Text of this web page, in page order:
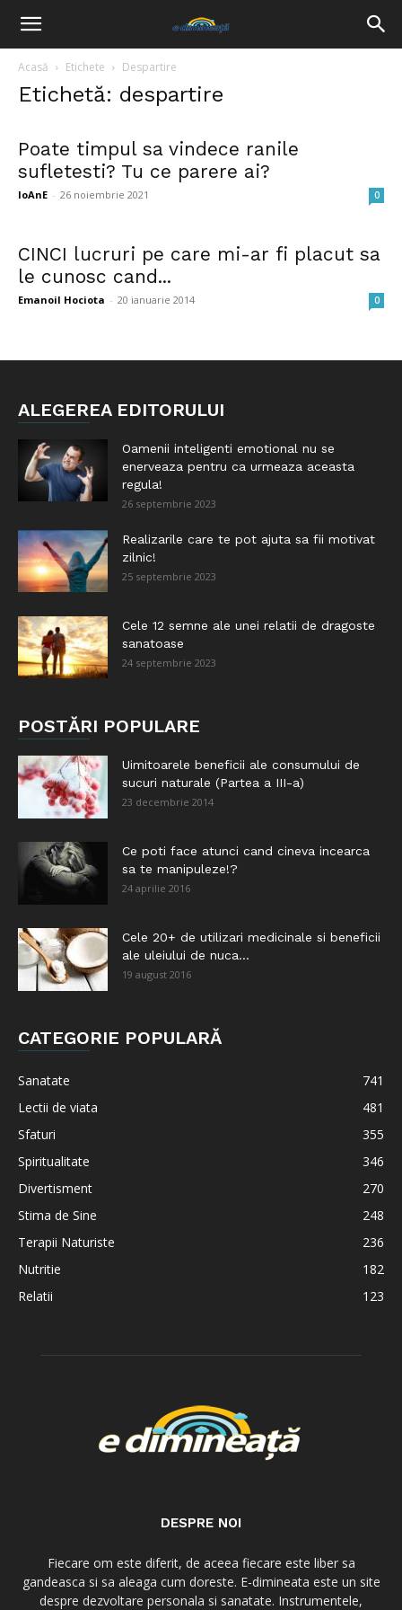
Acasă Etichete Despartire
Etichetă: despartire
Poate timpul sa vindece ranile
sufletesti? Tu ce parere ai?
IoAnE - 26 noiembrie 2021 0
CINCI lucruri pe care mi-ar fi placut sa
le cunosc cand...
Emanoil Hociota - 20 ianuarie 2014 0
ALEGEREA EDITORULUI
Oamenii inteligenti emotional nu se
enerveaza pentru ca urmeaza aceasta
regula!
26 septembrie 2023
Realizarile care te pot ajuta sa fii motivat
zilnic!
25 septembrie 2023
Cele 12 semne ale unei relatii de dragoste
sanatoase
24 septembrie 2023
POSTĂRI POPULARE
Uimitoarele beneficii ale consumului de
sucuri naturale (Partea a III-a)
23 decembrie 2014
Ce poti face atunci cand cineva incearca
sa te manipuleze!?
24 aprilie 2016
Cele 20+ de utilizari medicinale si beneficii
ale uleiului de nuca...
19 august 2016
CATEGORIE POPULARĂ
Sanatate
741
Lectii de viata
481
Sfaturi
355
Spiritualitate
346
Divertisment
270
Stima de Sine
248
Terapii Naturiste
236
Nutritie
182
Relatii
123
DESPRE NOI
Fiecare om este diferit, de aceea fiecare este liber sa
gandeasca si sa aleaga cum doreste. E-dimineata este un site
despre dezvoltare personala si sanatate. Instrumentele,